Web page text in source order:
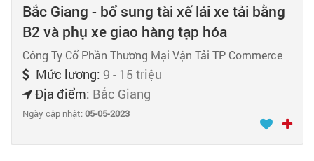
Bắc Giang - bổ sung tài xế lái xe tải bằng
B2 và phụ xe giao hàng tạp hóa
Công Ty Cổ Phần Thương Mại Vận Tải TP Commerce
Mức lương: 9 - 15 triệu
Địa điểm: Bắc Giang
Ngày cập nhật:05-05-2023